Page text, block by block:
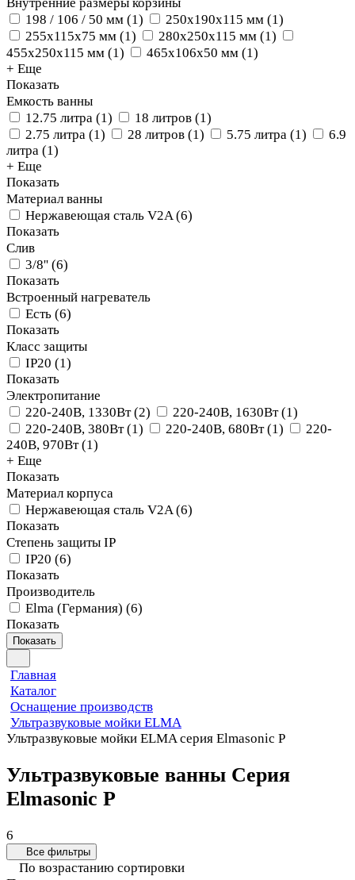
198 / 106 / 50 мм (1) 250x190x115 мм (1)
255x115x75 мм (1) 280x250x115 мм (1)
455x250x115 мм (1) 465x106x50 мм (1)
+ Еще
Показать
Емкость ванны
12.75 литра (1) 18 литров (1)
2.75 литра (1) 28 литров (1) 5.75 литра (1)
6.9
литра (1)
+ Еще
Показать
Материал ванны
Нержавеющая сталь V2A (6)
Показать
Слив
3/8'' (6)
Показать
Встроенный нагреватель
Есть (6)
Показать
Класс защиты
IP20 (1)
Показать
Электропитание
220-240В, 1330Вт(2) 220-240В, 1630Вт(1)
220-240В, 380Вт(1) 220-240В, 680Вт(1)
220-
240В, 970Вт(1)
+ Еще
Показать
Материал корпуса
Нержавеющая сталь V2A (6)
Показать
Степень защиты IP
IP20 (6)
Показать
Производитель
Elma (Германия) (6)
Показать
Показать
Главная
Каталог
Оснащение производств
Ультразвуковые мойки ELMA
Ультразвуковые мойки ELMA серия Elmasonic P
Ультразвуковые ванны Серия
Elmasonic P
6
Все фильтры
По возрастанию сортировки